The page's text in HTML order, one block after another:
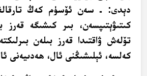
دېدى: ـ سەن ئۆسۈم كەڭ
كىتىۋېتىپسەن، بىر كىشىگە قەرز
تۆلەش ۋاقتىدا قەرز بىلەن
كەلسە، ئېلىشىڭنى ئال، ھەدىيەنى